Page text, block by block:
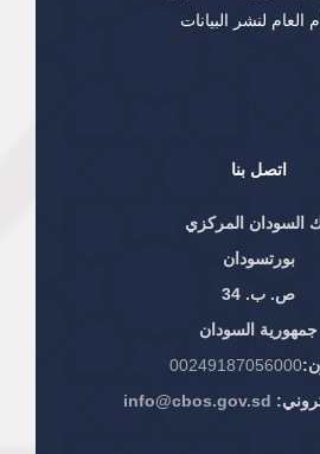
اتصل بنا
السودان المركزي
بورتسودان
ص. ب. 34
جمهورية السودان
00249187056000
info@cbos.gov.sd
العام لنشر البيانات